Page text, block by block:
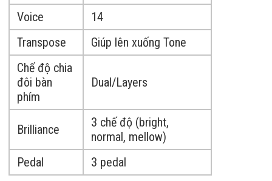
Voice
14
Transpose
Giúp lên xuống Tone
Chế độ chia
đôi bàn
phím
Dual/Layers
Brilliance
3 chế độ (bright,
normal, mellow)
Pedal
3 pedal